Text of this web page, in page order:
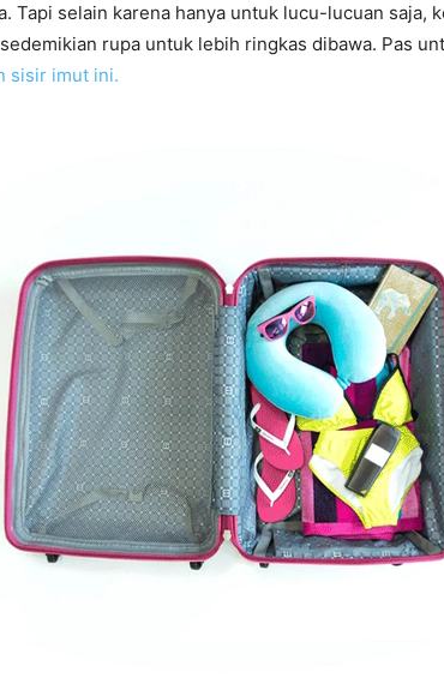
Tapi selain karena hanya untuk lucu-lucuan saja,
rupa untuk lebih ringkas dibawa. Pas
sisir imut ini.